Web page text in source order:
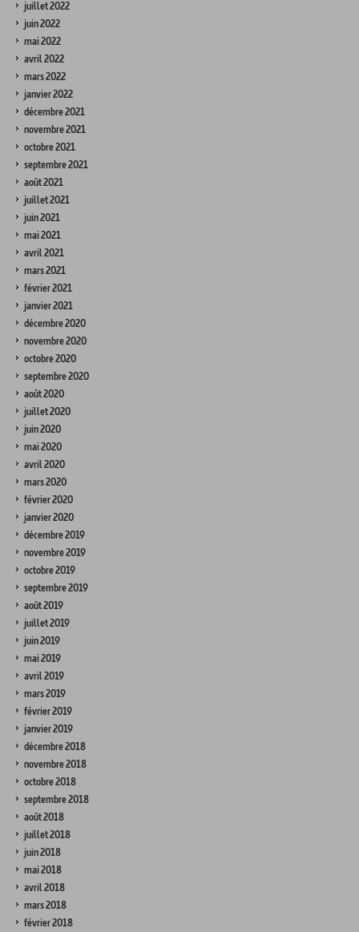
juillet 2022
juin 2022
mai 2022
avril 2022
mars 2022
janvier 2022
décembre 2021
novembre 2021
octobre 2021
septembre 2021
août 2021
juillet 2021
juin 2021
mai 2021
avril 2021
mars 2021
février 2021
janvier 2021
décembre 2020
novembre 2020
octobre 2020
septembre 2020
août 2020
juillet 2020
juin 2020
mai 2020
avril 2020
mars 2020
février 2020
janvier 2020
décembre 2019
novembre 2019
octobre 2019
septembre 2019
août 2019
juillet 2019
juin 2019
mai 2019
avril 2019
mars 2019
février 2019
janvier 2019
décembre 2018
novembre 2018
octobre 2018
septembre 2018
août 2018
juillet 2018
juin 2018
mai 2018
avril 2018
mars 2018
février 2018